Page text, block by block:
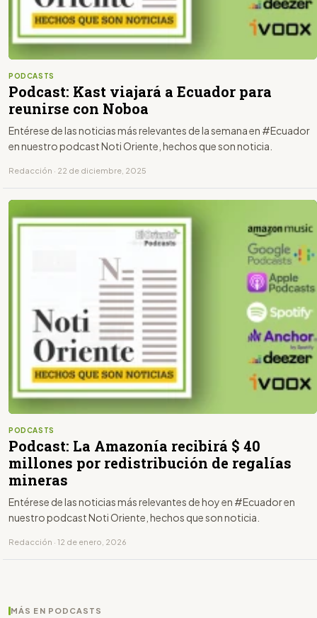
PODCASTS
Podcast: Kast viajará a Ecuador para
reunirse con Noboa
Entérese de las noticias más relevantes de la semana en #Ecuador
en nuestro podcast Noti Oriente, hechos que son noticia.
Redacción · 22 de diciembre, 2025
PODCASTS
Podcast: La Amazonía recibirá $ 40
millones por redistribución de regalías
mineras
Entérese de las noticias más relevantes de hoy en #Ecuador en
nuestro podcast Noti Oriente, hechos que son noticia.
Redacción · 12 de enero, 2026
MÁS EN PODCASTS